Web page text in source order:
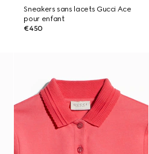
Sneakers sans lacets Gucci Ace
pour enfant
€450